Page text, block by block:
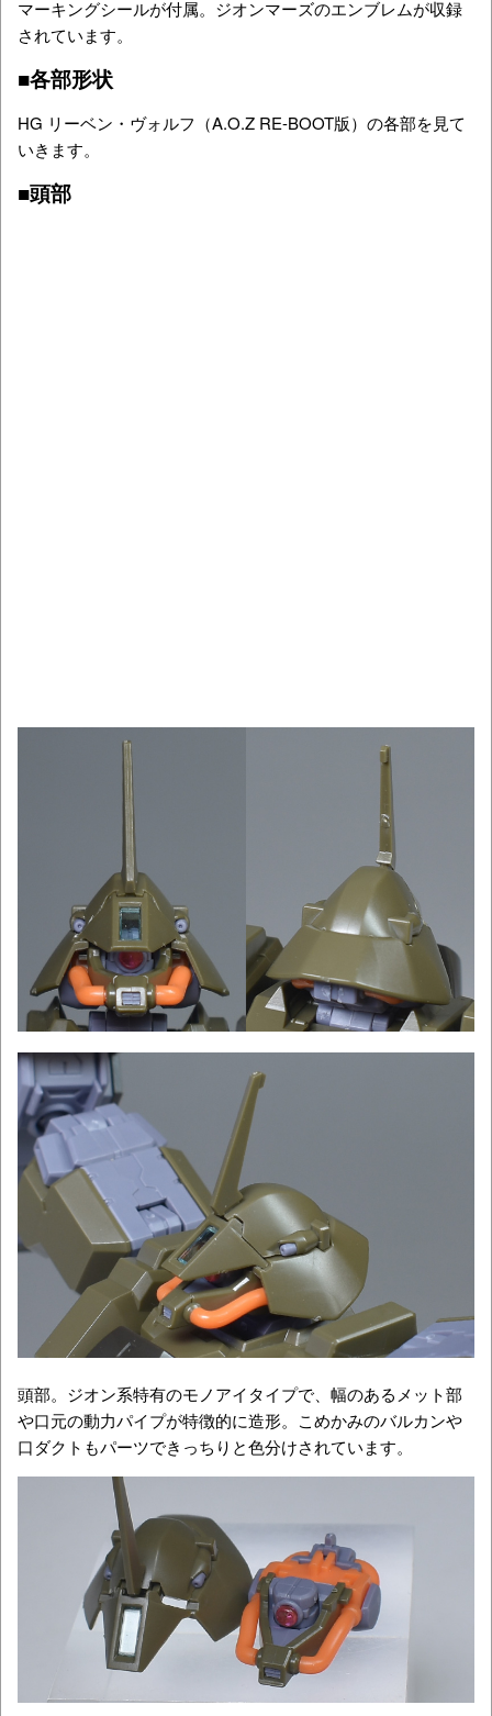
マーキングシールが付属。ジオンマーズのエンブレムが収録
されています。
■各部形状
HG リーベン・ヴォルフ（A.O.Z RE-BOOT版）の各部を見て
いきます。
■頭部
頭部。ジオン系特有のモノアイタイプで、幅のあるメット部
や口元の動力パイプが特徴的に造形。こめかみのバルカンや
口ダクトもパーツできっちりと色分けされています。